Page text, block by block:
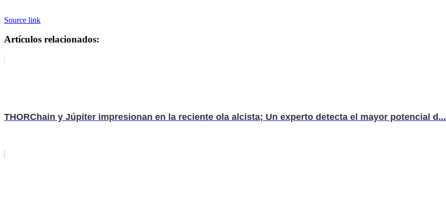
Source link
Artículos relacionados:
THORChain y Júpiter impresionan en la reciente ola alcista; Un experto detecta el mayor potencial d...